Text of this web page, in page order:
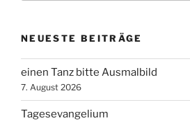
NEUESTE BEITRÄGE
einen Tanz bitte Ausmalbild
7. August 2026
Tagesevangelium